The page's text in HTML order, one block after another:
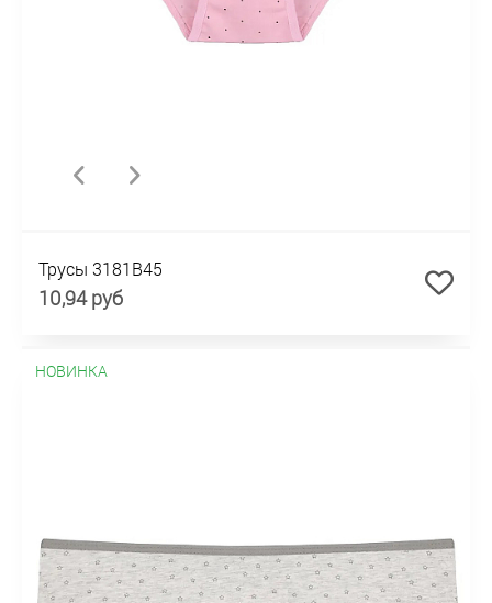
Трусы 3181B45
10,94 руб
НОВИНКА